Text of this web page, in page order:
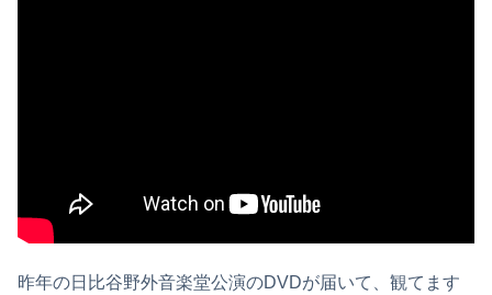
昨年の日比谷野外音楽堂公演のDVDが届いて、観てます